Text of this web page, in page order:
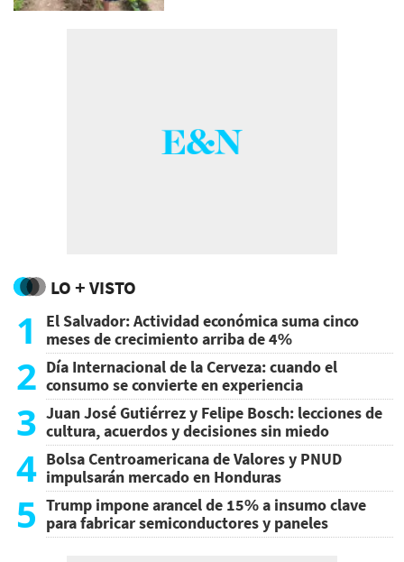
LO + VISTO
1
El Salvador: Actividad económica suma cinco
meses de crecimiento arriba de 4%
2 Día Internacional de la Cerveza: cuando el
consumo se convierte en experiencia
3 Juan José Gutiérrez y Felipe Bosch: lecciones de
cultura, acuerdos y decisiones sin miedo
4 Bolsa Centroamericana de Valores y PNUD
impulsarán mercado en Honduras
5 Trump impone arancel de 15% a insumo clave
para fabricar semiconductores y paneles